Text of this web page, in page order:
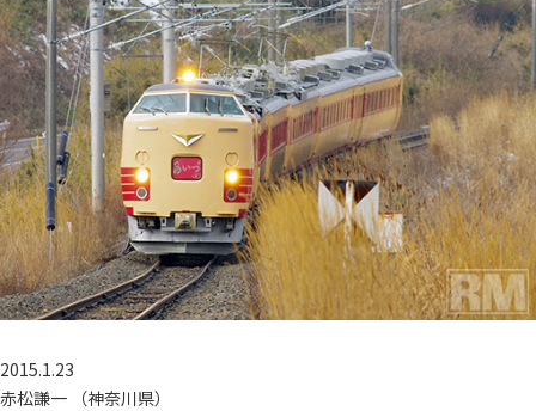
2015.1.23
赤松謙一 （神奈川県）